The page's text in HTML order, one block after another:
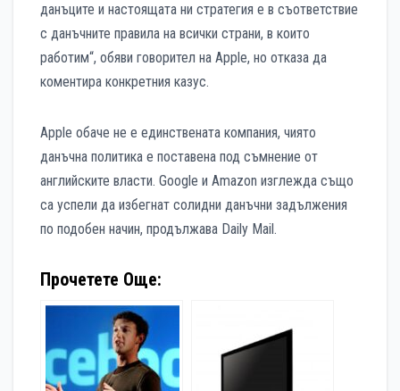
данъците и настоящата ни стратегия е в съответствие
с данъчните правила на всички страни, в които
работим“, обяви говорител на Apple, но отказа да
коментира конкретния казус.
Apple обаче не е единствената компания, чиято
данъчна политика е поставена под съмнение от
английските власти. Google и Amazon изглежда също
са успели да избегнат солидни данъчни задължения
по подобен начин, продължава Daily Mail.
Прочетете Още: